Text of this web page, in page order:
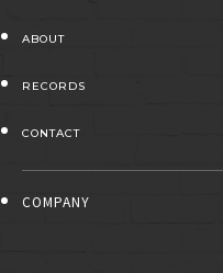
ABOUT
RECORDS
CONTACT
COMPANY